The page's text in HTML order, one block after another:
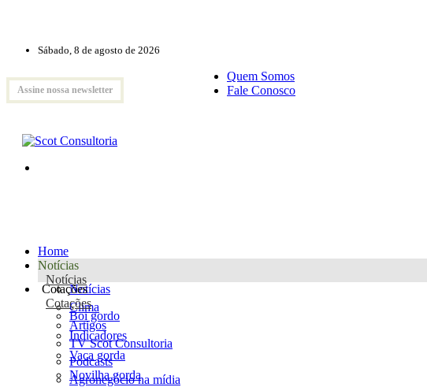
Sábado, 8 de agosto de 2026
Assine nossa newsletter
Quem Somos
Fale Conosco
Home
Notícias
Notícias
Notícias
Clima
Artigos
TV Scot Consultoria
Podcasts
Agronegócio na mídia
Cotações
Cotações
Boi gordo
Indicadores
Vaca gorda
Novilha gorda